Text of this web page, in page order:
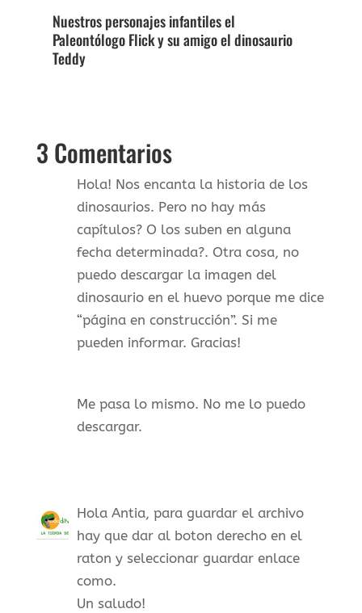
Nuestros personajes infantiles el
Paleontólogo Flick y su amigo el dinosaurio
Teddy
3 Comentarios
Hola! Nos encanta la historia de los
dinosaurios. Pero no hay más
capítulos? O los suben en alguna
fecha determinada?. Otra cosa, no
puedo descargar la imagen del
dinosaurio en el huevo porque me dice
“página en construcción”. Si me
pueden informar. Gracias!
Me pasa lo mismo. No me lo puedo
descargar.
Hola Antia, para guardar el archivo
hay que dar al boton derecho en el
raton y seleccionar guardar enlace
como.
Un saludo!